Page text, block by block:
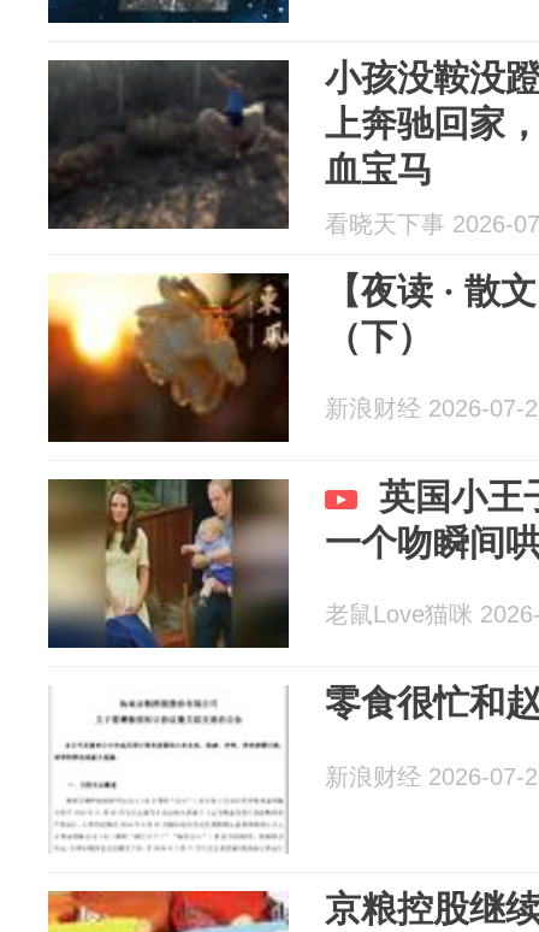
小孩没鞍没
上奔驰回家
血宝马
看晓天下事 2026-
【夜读 · 散
（下）
新浪财经 2026-07-
英国小王
一个吻瞬间
老鼠Love猫咪
零食很忙和
新浪财经 2026-07-
京粮控股继